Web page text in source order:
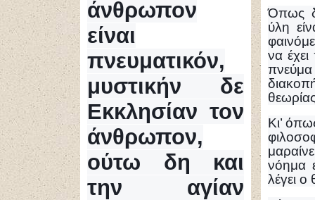
άνθρωπον
είναι
πνευματικόν,
μυστικήν δε
Εκκλησίαν τον
άνθρωπον,
ούτω δη και
την αγίαν
Όπως
ύλη
να
Κι’
νόημα
λέγει